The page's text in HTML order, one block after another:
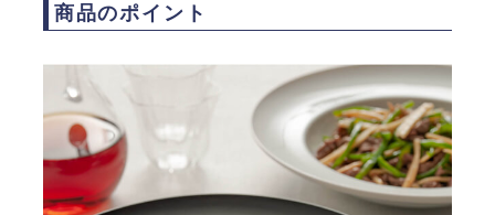
商品のポイント